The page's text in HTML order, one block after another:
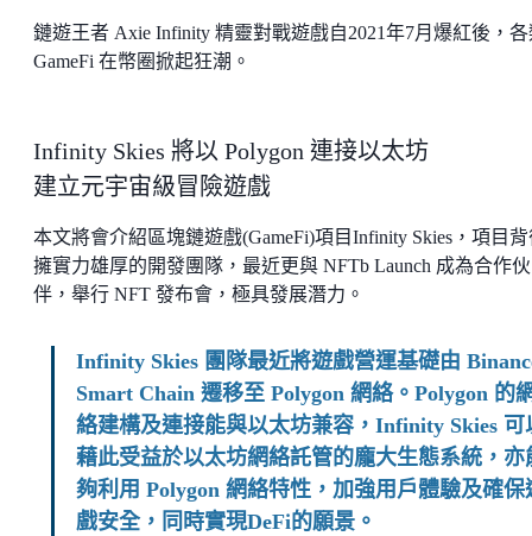
鏈遊王者 Axie Infinity 精靈對戰遊戲自2021年7月爆紅後，
GameFi 在幣圈掀起狂潮。
Infinity Skies 將以 Polygon 連接以太坊
建立元宇宙級冒險遊戲
本文將會介紹區塊鏈遊戲(GameFi)項目Infinity Skies，項目
擁實力雄厚的開發團隊，最近更與 NFTb Launch 成為合作伙
伴，舉行 NFT 發布會，極具發展潛力。
Infinity Skies 團隊最近將遊戲營運基礎由
Smart Chain 遷移至 Polygon 網絡。Polygon 的
絡建構及連接能與以太坊兼容，Infinity Skies 可
藉此受益於以太坊網絡託管的龐大生態系統，亦
夠利用 Polygon 網絡特性，加強用戶體驗及確保
戲安全，同時實現DeFi的願景。